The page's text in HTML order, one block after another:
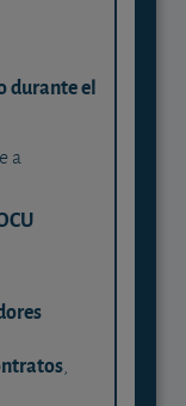
durante el
a
,